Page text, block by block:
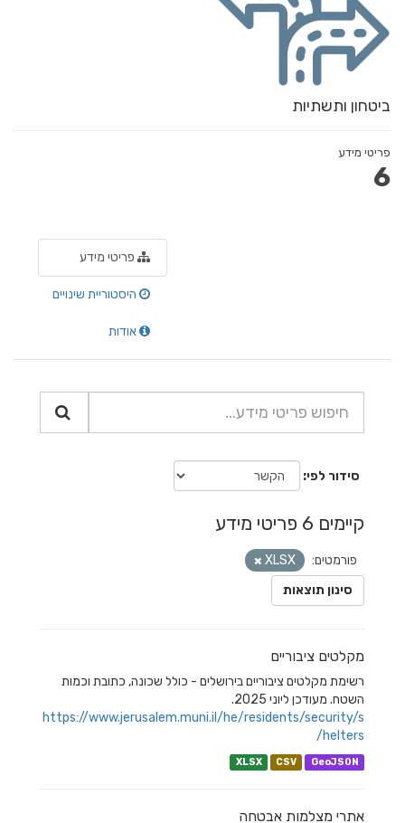
ביטחון ותשתיות
פריטי מידע
6
פריטי מידע
היסטוריית שינויים
אודות
סידור לפי
קיימים 6 פריטי מידע
פורמטים:
XLSX
סינון תוצאות
מקלטים ציבוריים
רשימת מקלטים ציבוריים בירושלים - כולל שכונה, כתובת וכמות
השטח. מעודכן ליוני 2025.
https://www.jerusalem.muni.il/he/residents/security/s
helters/
XLSX CSV GeoJSON
אתרי מצלמות אבטחה